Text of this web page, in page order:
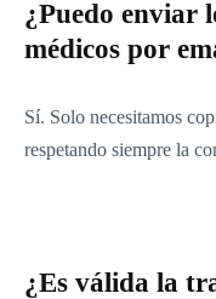
¿Puedo enviar
médicos por
Sí. Solo necesitamos
respetando siempre la
¿Es válida la